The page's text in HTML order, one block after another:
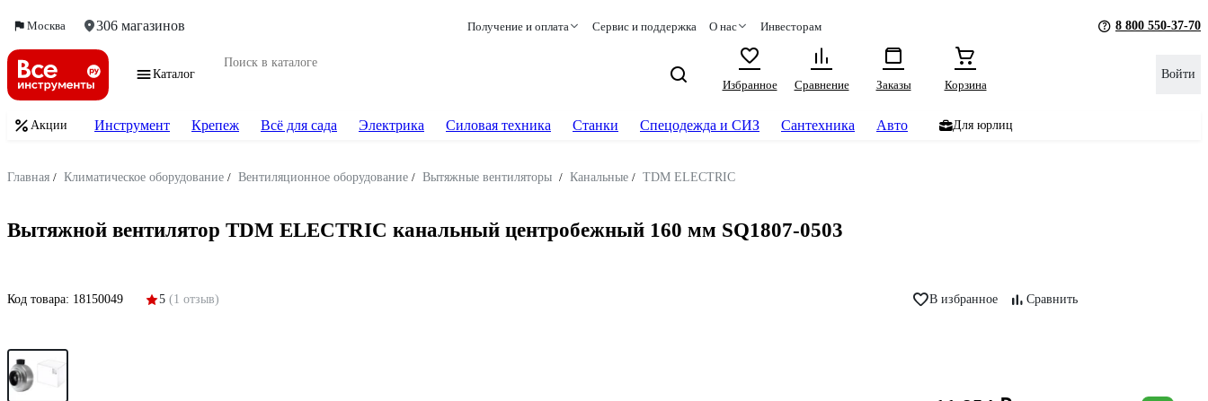
Москва 306 магазинов Получение и оплата Сервис и поддержка О нас Инвесторам 8 800 550-37-70
Каталог
Избранное
Сравнение Заказы Корзина
Войти
Акции Инструмент Крепеж Всё для сада Электрика Силовая техника Станки Спецодежда и СИЗ Сантехника Авто Для юрлиц
Главная / Климатическое оборудование / Вентиляционное оборудование / Вытяжные вентиляторы / Канальные / TDM ELECTRIC
Вытяжной вентилятор TDM ELECTRIC канальный центробежный 160 мм SQ1807-0503
Код товара: 18150049 5 (1 отзыв) В избранное Сравнить